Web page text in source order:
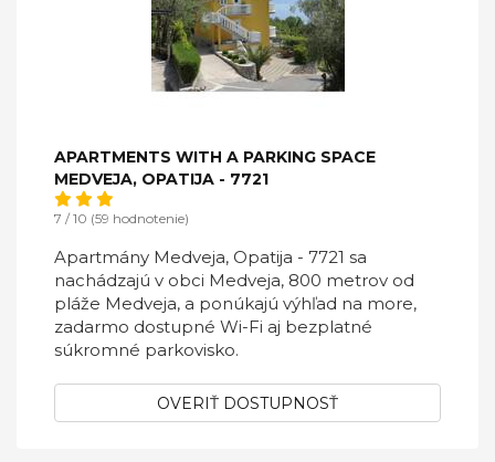
APARTMENTS WITH A PARKING SPACE
MEDVEJA, OPATIJA - 7721
7 / 10 (59 hodnotenie)
Apartmány Medveja, Opatija - 7721 sa
nachádzajú v obci Medveja, 800 metrov od
pláže Medveja, a ponúkajú výhľad na more,
zadarmo dostupné Wi-Fi aj bezplatné
súkromné ​​parkovisko.
OVERIŤ DOSTUPNOSŤ